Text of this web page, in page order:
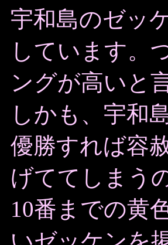
宇和島のゼッ
しています。
ングが高いと
しかも、宇和
優勝すれば容
げててしまう
10番までの黄